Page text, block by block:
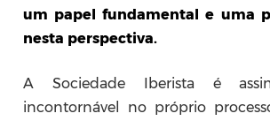
um papel fundamental e uma
nesta perspectiva.
A Sociedade Iberista é
incontornável no próprio